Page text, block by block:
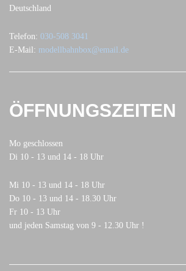
Deutschland
Telefon: 030-508 3041
E-Mail: modellbahnbox@email.de
ÖFFNUNGSZEITEN
Mo geschlossen
Di 10 - 13 und 14 - 18 Uhr
Mi 10 - 13 und 14 - 18 Uhr
Do 10 - 13 und 14 - 18.30 Uhr
Fr 10 - 13 Uhr
und jeden Samstag von 9 - 12.30 Uhr !